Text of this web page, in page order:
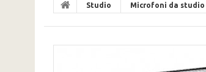
Studio Microfoni da studio